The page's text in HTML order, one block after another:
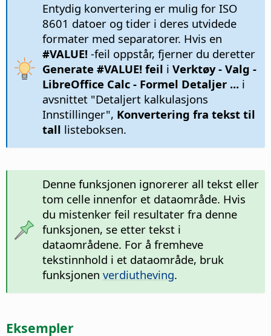
Entydig konvertering er mulig for ISO
8601 datoer og tider i deres utvidede
formater med separatorer. Hvis en
#VALUE! -feil oppstår, fjerner du deretter
Generate #VALUE! feil i Verktøy - Valg -
LibreOffice Calc - Formel Detaljer ... i
avsnittet "Detaljert kalkulasjons
Innstillinger", Konvertering fra tekst til
tall listeboksen.
Denne funksjonen ignorerer all tekst eller
tom celle innenfor et dataområde. Hvis
du mistenker feil resultater fra denne
funksjonen, se etter tekst i
dataområdene. For å fremheve
tekstinnhold i et dataområde, bruk
funksjonen verdiutheving.
Eksempler